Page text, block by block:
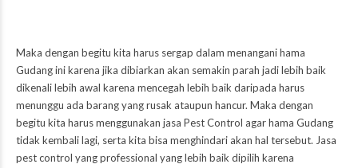
Maka dengan begitu kita harus sergap dalam menangani hama
Gudang ini karena jika dibiarkan akan semakin parah jadi lebih baik
dikenali lebih awal karena mencegah lebih baik daripada harus
menunggu ada barang yang rusak ataupun hancur. Maka dengan
begitu kita harus menggunakan jasa Pest Control agar hama Gudang
tidak kembali lagi, serta kita bisa menghindari akan hal tersebut. Jasa
pest control yang professional yang lebih baik dipilih karena